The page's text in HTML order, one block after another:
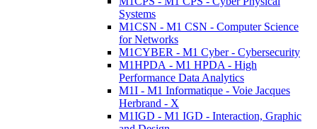
Systems
M1CSN - M1 CSN - Computer Science
for Networks
M1CYBER - M1 Cyber - Cybersecurity
M1HPDA - M1 HPDA - High
Performance Data Analytics
M1I - M1 Informatique - Voie Jacques
Herbrand - X
M1IGD - M1 IGD - Interaction, Graphic